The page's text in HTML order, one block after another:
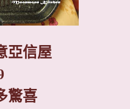
亞信屋
驚喜